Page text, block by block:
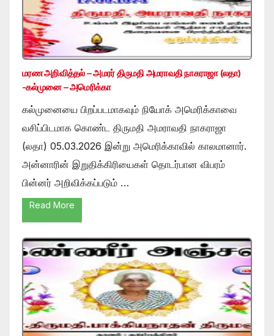
மரண அறிவித்தல் – அமரர் திருமதி அமராவதி நாகராஜா (லதா)
-கல்முனை – அமெரிக்கா
கல்முனையை பிறப்படமாகவும் நியோக் அமெரிக்காவை
வசிப்பிடமாக கொண்ட திருமதி அமராவதி நாகராஜா
(லதா) 05.03.2026 இன்று அமெரிக்காவில் காலமானார்.
அன்னாரின் இறுதிக்கிரியைகள் தொடர்பான விபரம்
பின்னர் அறிவிக்கப்படும் …
Read More